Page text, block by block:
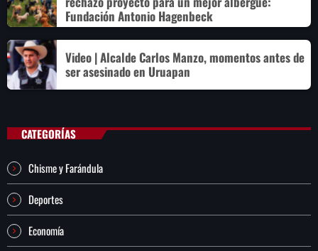
Fundación Antonio Hagenbeck
Video | Alcalde Carlos Manzo, momentos antes de
ser asesinado en Uruapan
CATEGORÍAS
Chisme y Farándula
Deportes
Economía